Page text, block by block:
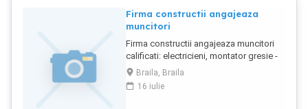
Firma constructii angajeaza
muncitori
Firma constructii angajeaza muncitori
calificati: electricieni, montator gresie -
faianta, zidari, amenajari interioare,
instalatii sanitare precum si muncitori
necalificati. Disponibilitate pentru
Braila, Braila
16 iulie